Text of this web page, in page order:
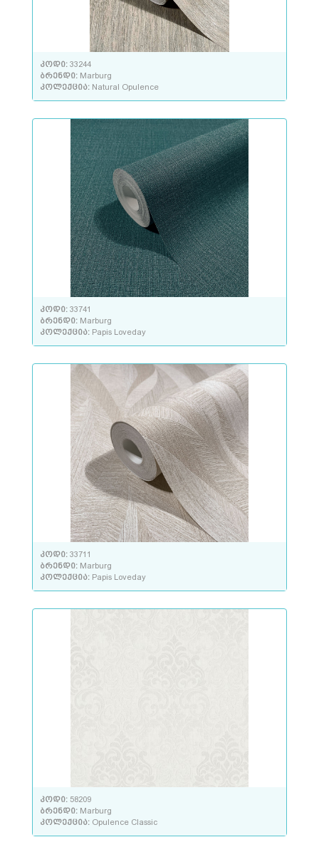
კოდი: 33244
ბრენდი: Marburg
კოლექცია: Natural Opulence
კოდი: 33741
ბრენდი: Marburg
კოლექცია: Papis Loveday
კოდი: 33711
ბრენდი: Marburg
კოლექცია: Papis Loveday
კოდი: 58209
ბრენდი: Marburg
კოლექცია: Opulence Classic